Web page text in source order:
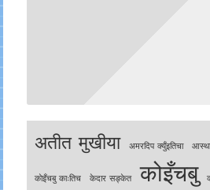
अतीत मुखीया अमरदिप क्युँइतिचा
काेइँचबु काःतिच केदार सङ्केत कोइँचबु